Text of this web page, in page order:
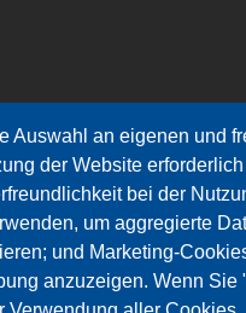
Auswahl an eigenen und
der Website
bei der
um aggregierte
und Marketing-
anzuzeigen. Wenn Sie